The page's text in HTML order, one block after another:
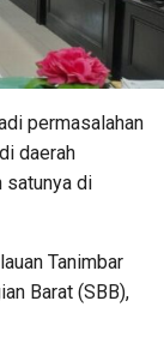
permasalahan
daerah
satunya di
Tanimbar
Barat (SBB),